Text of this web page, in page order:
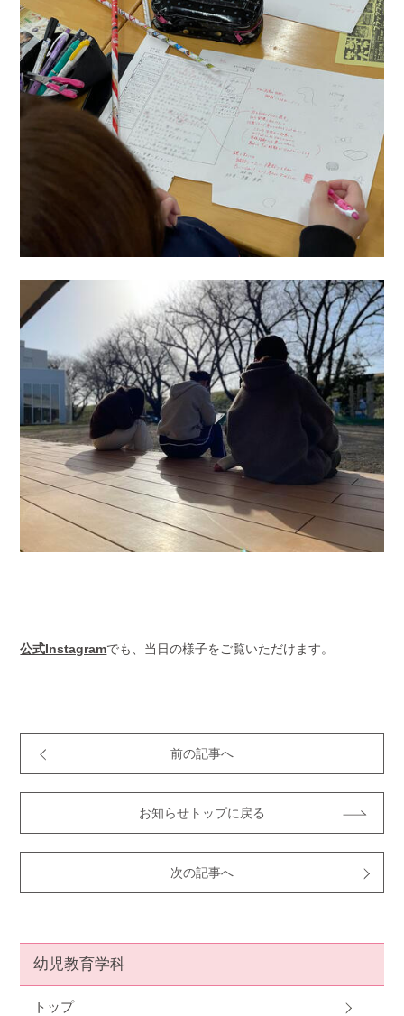
公式Instagramでも、当日の様子をご覧いただけます。
前の記事へ
お知らせトップに戻る
次の記事へ
幼児教育学科
トップ